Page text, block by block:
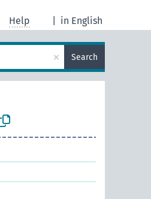
in English
Help
× Search